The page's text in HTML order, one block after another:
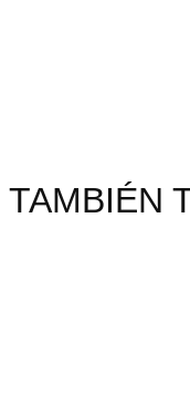
TAMBIÉN